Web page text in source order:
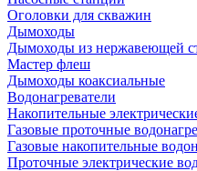
Оголовки для скважин
Дымоходы
Дымоходы из нержавеющей
Мастер флеш
Дымоходы коаксиальные
Водонагреватели
Накопительные
Газовые проточные
Газовые накопительные
Проточные электрические